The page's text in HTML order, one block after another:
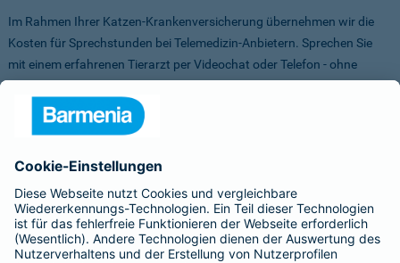
Im Rahmen Ihrer Katzen-Krankenversicherung übernehmen wir die
Kosten für Sprechstunden bei Telemedizin-Anbietern. Sprechen Sie
mit einem erfahrenen Tierarzt per Videochat oder Telefon - ohne
Stress für Sie und Ihr Tier.
Um Ihnen die Auswahl der Anbieter zu erleichtern, haben wir vorab
Anbieter verglichen, getestet und Vorteile für Sie vereinbart. Sowohl
bei FirstVet als auch bei Pfotendoctor profitieren Sie von einer
Direktabrechnung. Die Kosten werden also direkt zwischen dem
Anbieter und uns abgerechnet.
Für mehr Infos zu den Anbietern klicken Sie auf die Logos.